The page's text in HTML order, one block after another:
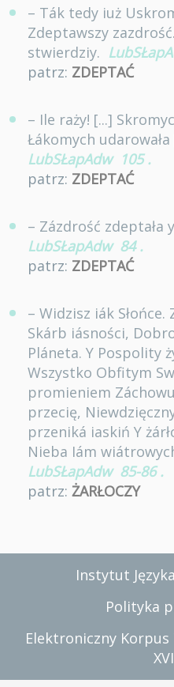
– Ták tedy iuż
Zdeptawszy
stwierdziy.
patrz: ZDEPTAĆ
– Ile raży! [...]
Łákomych
LubSŁapAdw 105 .
patrz: ZDEPTAĆ
– Zázdrość zdeptała
LubSŁapAdw 84 .
patrz: ZDEPTAĆ
– Widzisz iák Słońce.
Skárb iásności,
Pláneta. Y Pospolity
Wszystko Obfitym
promieniem
przecię,
przeniká iaskiń Y
Nieba Iám
LubSŁapAdw 85-86 .
patrz: ŻARŁOCZY
Instytut
Polityka
Elektroniczny Korpus